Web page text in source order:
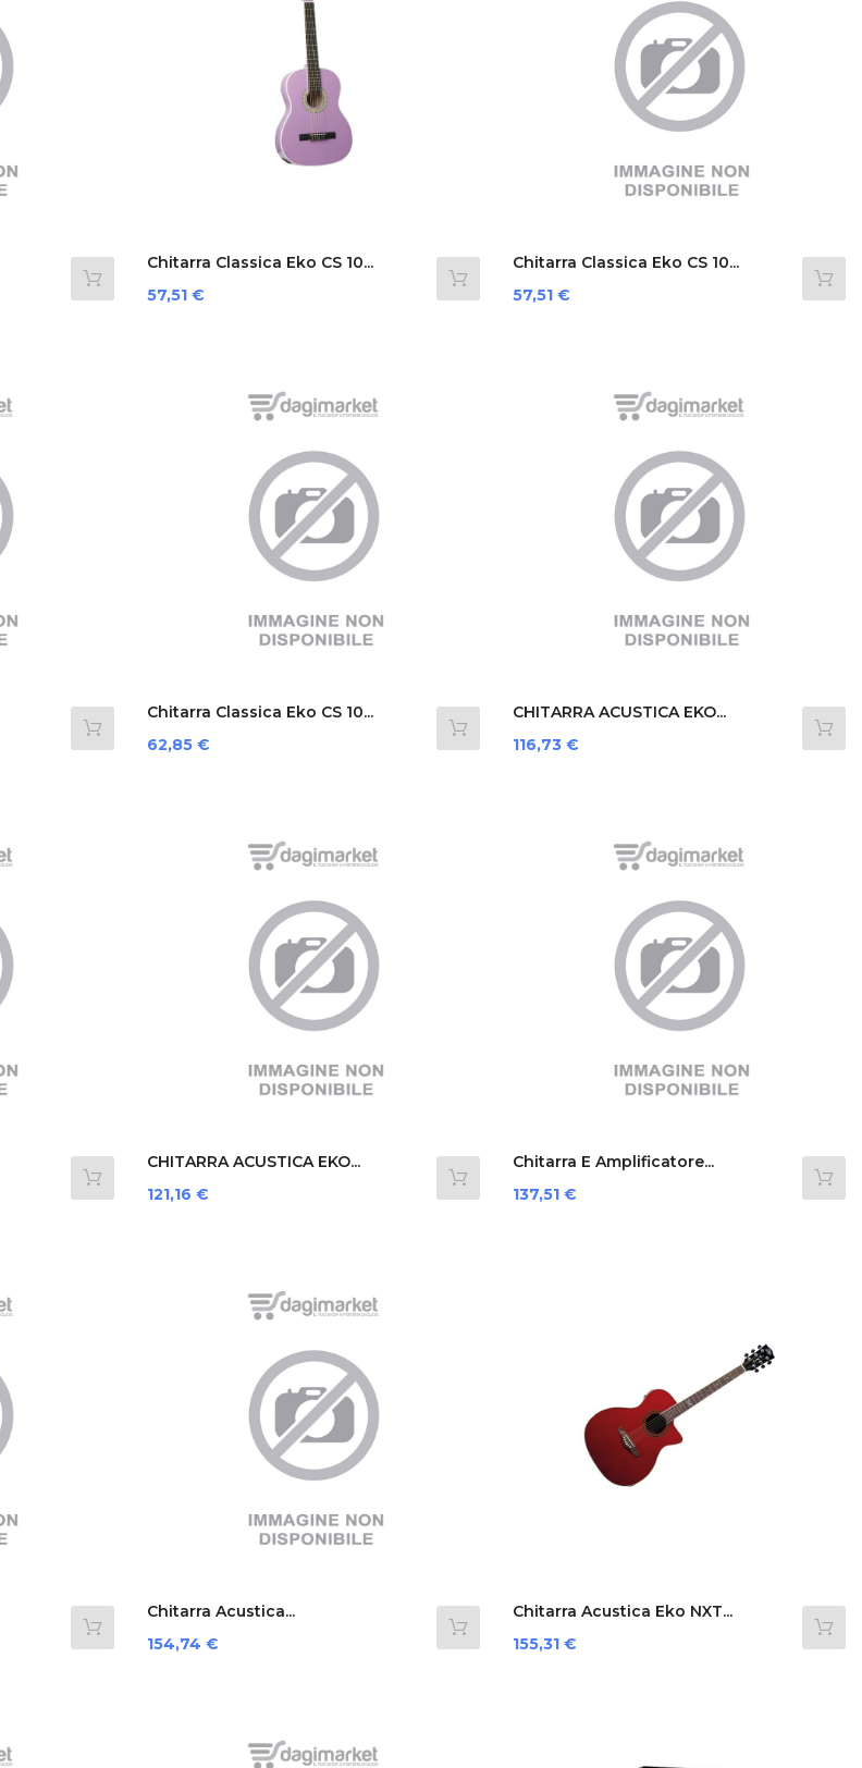
Chitarra Classica Eko CS 10...
Prezzo
57,51 €
Chitarra Classica Eko CS 10...
Prezzo
57,51 €
Chitarra Classica Eko CS 10...
Prezzo
62,85 €
CHITARRA ACUSTICA EKO...
Prezzo
116,73 €
CHITARRA ACUSTICA EKO...
Prezzo
121,16 €
Chitarra E Amplificatore...
Prezzo
137,51 €
Chitarra Acustica...
Prezzo
154,74 €
Chitarra Acustica Eko NXT...
Prezzo
155,31 €